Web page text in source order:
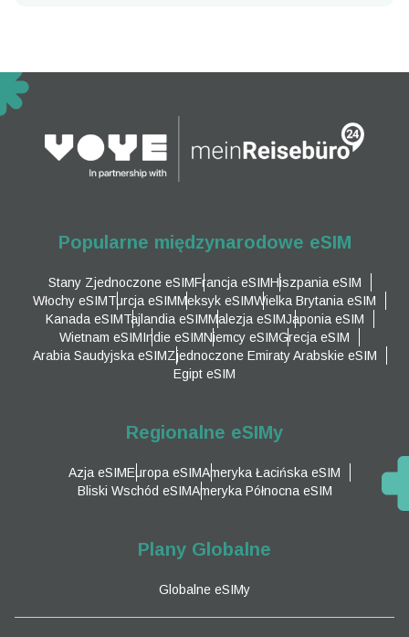
Popularne międzynarodowe eSIM
Stany Zjednoczone eSIMFrancja eSIMHiszpania eSIM
Włochy eSIMTurcja eSIMMeksyk eSIMWielka Brytania eSIM
Kanada eSIMTajlandia eSIMMalezja eSIMJaponia eSIM
Wietnam eSIMIndie eSIMNiemcy eSIMGrecja eSIM
Arabia Saudyjska eSIMZjednoczone Emiraty Arabskie eSIM
Egipt eSIM
Regionalne eSIMy
Azja eSIMEuropa eSIMAmeryka Łacińska eSIM
Bliski Wschód eSIMAmeryka Północna eSIM
Plany Globalne
Globalne eSIMy